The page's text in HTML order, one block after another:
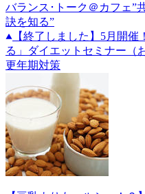
バランス･トーク＠カフェ”
訣を知る”
【終了しました】5月開
る」ダイエットセミナー（
更年期対策